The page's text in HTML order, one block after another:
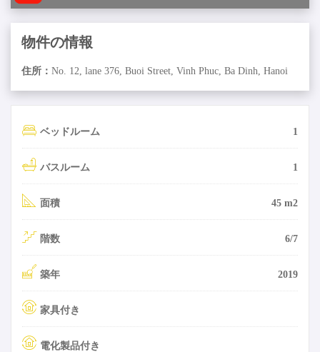
物件の情報
住所： No. 12, lane 376, Buoi Street, Vinh Phuc, Ba Dinh, Hanoi
ベッドルーム 1
バスルーム 1
面積 45 m2
階数 6/7
築年 2019
家具付き
電化製品付き